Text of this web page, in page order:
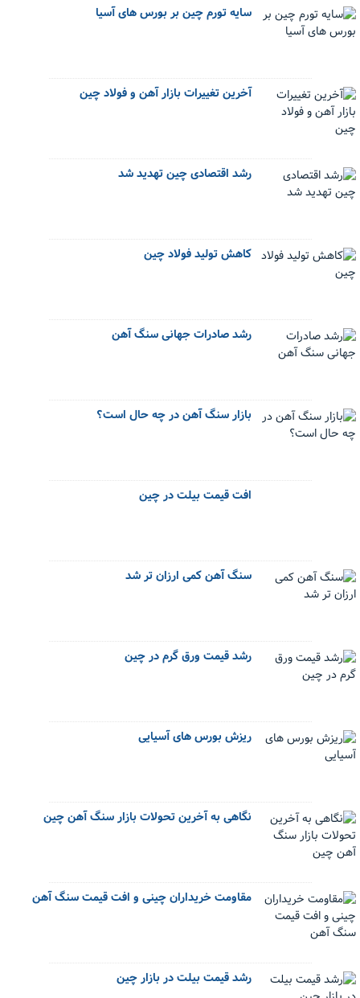
سایه تورم چین بر بورس های آسیا
آخرین تغییرات بازار آهن و فولاد چین
رشد اقتصادی چین تهدید شد
کاهش تولید فولاد چین
رشد صادرات جهانی سنگ آهن
بازار سنگ آهن در چه حال است؟
افت قیمت بیلت در چین
سنگ آهن کمی ارزان تر شد
رشد قیمت ورق گرم در چین
ریزش بورس های آسیایی
نگاهی به آخرین تحولات بازار سنگ آهن چین
مقاومت خریداران چینی و افت قیمت سنگ آهن
رشد قیمت بیلت در بازار چین